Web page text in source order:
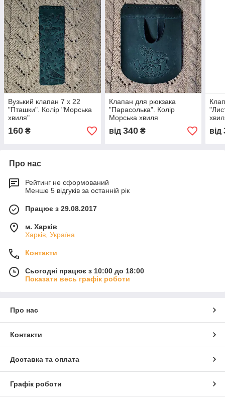
Вузький клапан 7 х 22
"Пташки". Колір "Морська
хвиля"
160 ₴
Клапан для рюкзака
"Парасолька". Колір
Морська хвиля
від 340₴ від
Про нас
Рейтинг не сформований
Менше 5 відгуків за останній рік
Працює з 29.08.2017
м. Харків
Харків, Україна
Контакти
Сьогодні працює з 10:00 до 18:00
Показати весь графік роботи
Про нас
Контакти
Доставка та оплата
Графік роботи